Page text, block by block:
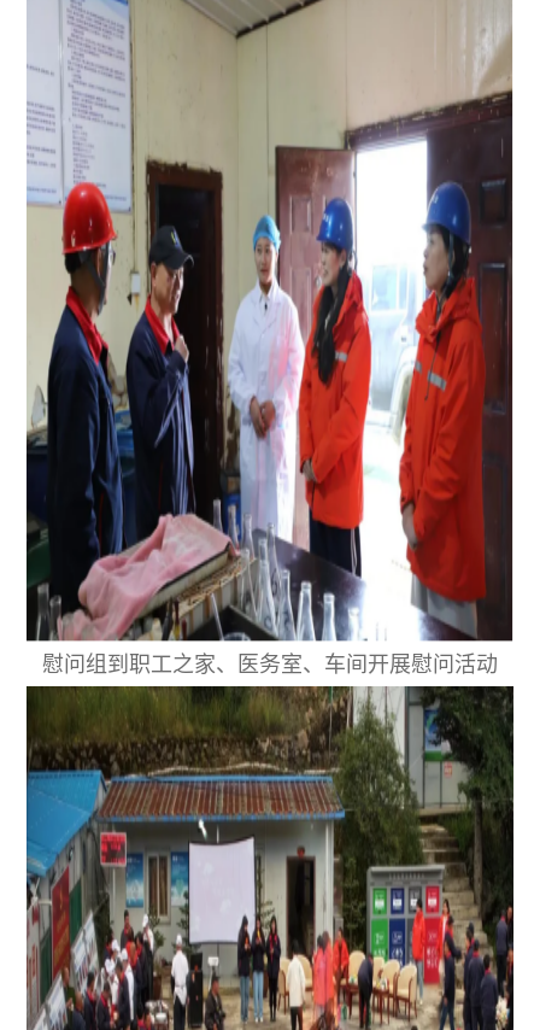
慰问组到职工之家、医务室、车间开展慰问活动